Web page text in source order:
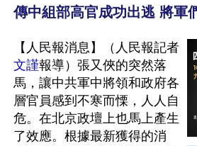
傳中組部高官成功出逃 將軍
【人民報消息】（人民報記者
文謹報導）張又俠的突然落
馬，讓中共軍中將領和政府各
層官員感到不寒而慄，人人自
危。在北京政壇上也馬上產生
了效應。根據最新獲得的消